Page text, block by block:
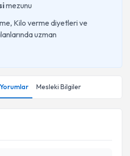
mezunu
Kilo verme diyetleri ve
uzman
Yorumlar Mesleki Bilgiler